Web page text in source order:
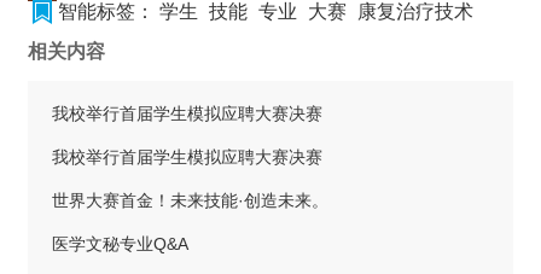
智能标签： 学生 技能 专业 大赛
康复治疗技术
相关内容
我校举行首届学生模拟应聘大赛决赛
我校举行首届学生模拟应聘大赛决赛
世界大赛首金！未来技能·创造未来。
医学文秘专业Q&A